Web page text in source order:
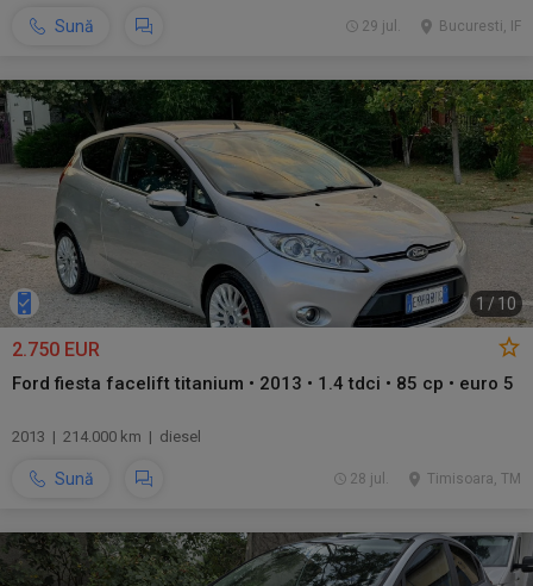
Sună Bucuresti, IF
29 jul.
1 / 10
2.750 EUR
Ford fiesta facelift titanium • 2013 • 1.4 tdci • 85 cp • euro 5
2013 | 214.000 km | diesel
Sună Timisoara, TM
28 jul.